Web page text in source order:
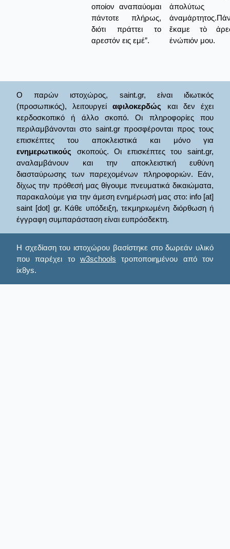
οποίον αναπαύομαι
πάντοτε πλήρως,
διότι πράττει το
αρεστόν εις εμέ”.
ἀπολύτως
ἔκαμε τὸ
ἐνώπιόν μου.
Ο παρών ιστοχώρος, saint.gr, είναι ιδιωτικός
(προσωπικός), λειτουργείαφιλοκερδώς και δεν έχει
κερδοσκοπικό ή άλλο σκοπό. Οι πληροφορίες που
περιλαμβάνονται στο saint.gr προσφέρονται προς τους
επισκέπτες του αποκλειστικά και μόνο για
ενημερωτικούς σκοπούς. Οι επισκέπτες του saint.gr,
αναλαμβάνουν και την αποκλειστική ευθύνη
διασταύρωσης των παρεχομένων πληροφοριών. Εάν,
δίχως την πρόθεσή μας θίγουμε πνευματικά δικαιώματα,
παρακαλούμε για την άμεση ενημέρωσή μας στο: info [at]
saint [dot] gr. Κάθε υπόδειξη, τεκμηριωμένη διόρθωση ή
έγγραφη συμπαράσταση είναι ευπρόσδεκτη.
Η σχεδίαση του ιστοχώρου βασίστηκε στο δωρεάν υλικό
που παρέχει το w3schools τροποποιημένου από τον
ix8ys.